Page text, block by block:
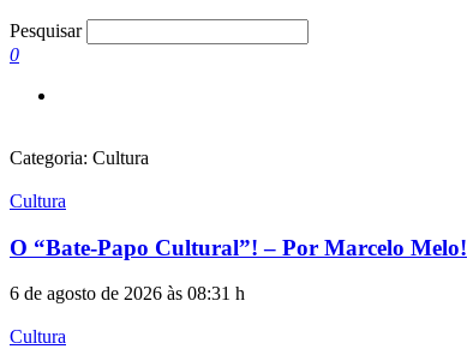
Pesquisar
0
Categoria: Cultura
Cultura
O “Bate-Papo Cultural”! – Por Marcelo Melo!
6 de agosto de 2026 às 08:31 h
Cultura